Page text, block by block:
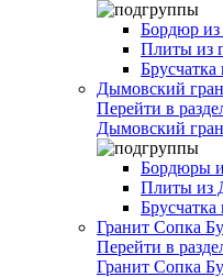
Бордюр из
Плиты из
Дымовский
Перейти в
Дымовский
Бордюры
Плиты из
Гранит Сопка
Перейти в
Гранит Сопка